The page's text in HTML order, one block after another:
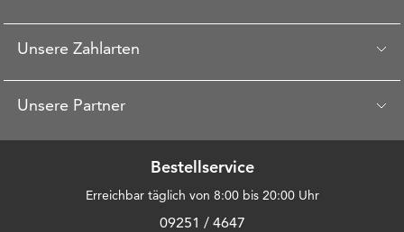
Unsere Zahlarten
Unsere Partner
Bestellservice
Erreichbar täglich von 8:00 bis 20:00 Uhr
09251 / 4647